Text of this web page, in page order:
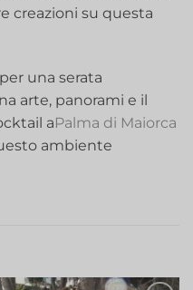
creazioni su questa
una serata
arte, panorami e il
aPalma di Maiorca
ambiente